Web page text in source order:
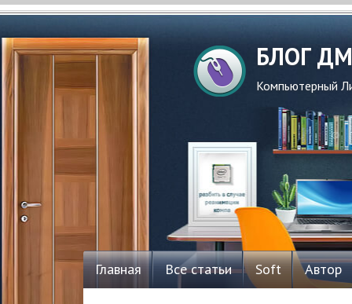
БЛОГ
Компьютерный
Главная Все статьи Soft Автор